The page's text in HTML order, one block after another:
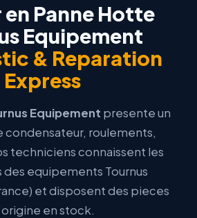
Panne Hotte
Equipement
& Reparation
Express
Equipement presente un
roulements,
techniciens connaissent les
equipements Tournus
et disposent des pieces
en stock.